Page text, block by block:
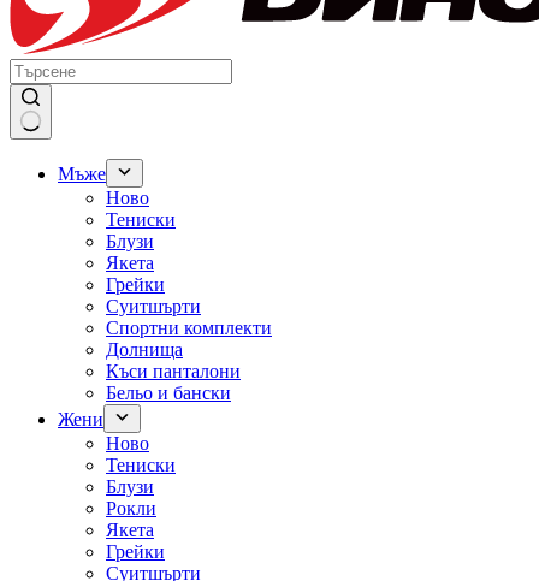
Мъже
Ново
Тениски
Блузи
Якета
Грейки
Суитшърти
Спортни комплекти
Долнища
Къси панталони
Бельо и бански
Жени
Ново
Тениски
Блузи
Рокли
Якета
Грейки
Суитшърти